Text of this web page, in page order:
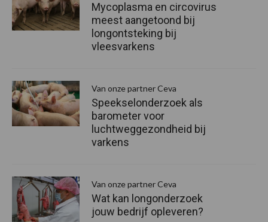
Mycoplasma en circovirus
meest aangetoond bij
longontsteking bij
vleesvarkens
Van onze partner Ceva
Speekselonderzoek als
barometer voor
luchtweggezondheid bij
varkens
Van onze partner Ceva
Wat kan longonderzoek
jouw bedrijf opleveren?